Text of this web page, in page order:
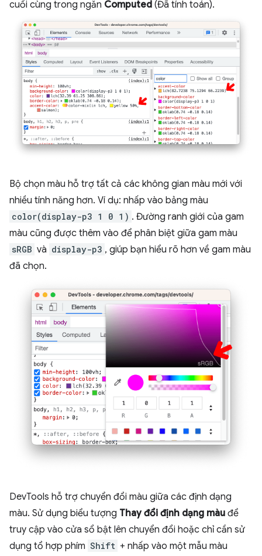
cuối cùng trong ngăn Computed (Đã tính toán).
Bộ chọn màu hỗ trợ tất cả các không gian màu mới với
nhiều tính năng hơn. Ví dụ: nhấp vào bảng màu
color(display-p3 1 0 1) . Đường ranh giới của gam
màu cũng được thêm vào để phân biệt giữa gam màu
sRGB và display-p3 , giúp bạn hiểu rõ hơn về gam màu
đã chọn.
DevTools hỗ trợ chuyển đổi màu giữa các định dạng
màu. Sử dụng biểu tượng Thay đổi định dạng màu để
truy cập vào cửa sổ bật lên chuyển đổi hoặc chỉ cần sử
dụng tổ hợp phím Shift + nhấp vào một mẫu màu